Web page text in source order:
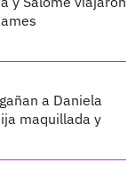
a Daniela
maquillada y